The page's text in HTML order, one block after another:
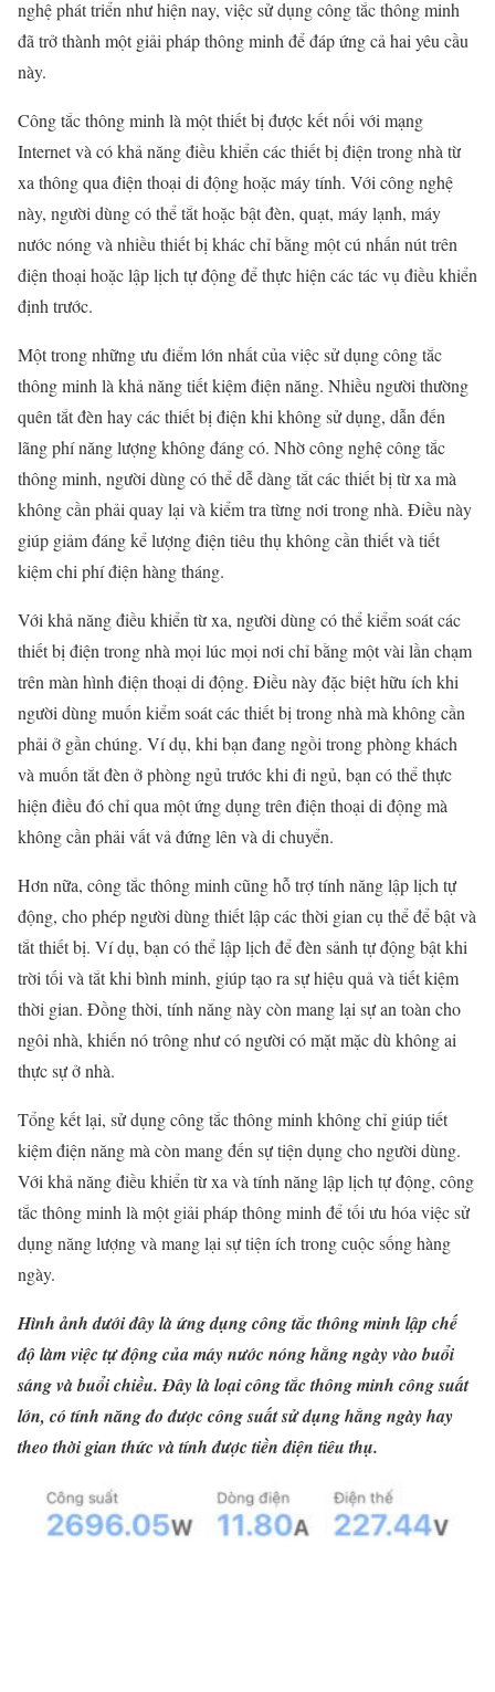
nghệ phát triển như hiện nay, việc sử dụng công tắc thông minh
đã trở thành một giải pháp thông minh để đáp ứng cả hai yêu cầu
này.
Công tắc thông minh là một thiết bị được kết nối với mạng
Internet và có khả năng điều khiển các thiết bị điện trong nhà từ
xa thông qua điện thoại di động hoặc máy tính. Với công nghệ
này, người dùng có thể tắt hoặc bật đèn, quạt, máy lạnh, máy
nước nóng và nhiều thiết bị khác chỉ bằng một cú nhấn nút trên
điện thoại hoặc lập lịch tự động để thực hiện các tác vụ điều khiển
định trước.
Một trong những ưu điểm lớn nhất của việc sử dụng công tắc
thông minh là khả năng tiết kiệm điện năng. Nhiều người thường
quên tắt đèn hay các thiết bị điện khi không sử dụng, dẫn đến
lãng phí năng lượng không đáng có. Nhờ công nghệ công tắc
thông minh, người dùng có thể dễ dàng tắt các thiết bị từ xa mà
không cần phải quay lại và kiểm tra từng nơi trong nhà. Điều này
giúp giảm đáng kể lượng điện tiêu thụ không cần thiết và tiết
kiệm chi phí điện hàng tháng.
Với khả năng điều khiển từ xa, người dùng có thể kiểm soát các
thiết bị điện trong nhà mọi lúc mọi nơi chỉ bằng một vài lần chạm
trên màn hình điện thoại di động. Điều này đặc biệt hữu ích khi
người dùng muốn kiểm soát các thiết bị trong nhà mà không cần
phải ở gần chúng. Ví dụ, khi bạn đang ngồi trong phòng khách
và muốn tắt đèn ở phòng ngủ trước khi đi ngủ, bạn có thể thực
hiện điều đó chỉ qua một ứng dụng trên điện thoại di động mà
không cần phải vất vả đứng lên và di chuyển.
Hơn nữa, công tắc thông minh cũng hỗ trợ tính năng lập lịch tự
động, cho phép người dùng thiết lập các thời gian cụ thể để bật và
tắt thiết bị. Ví dụ, bạn có thể lập lịch để đèn sảnh tự động bật khi
trời tối và tắt khi bình minh, giúp tạo ra sự hiệu quả và tiết kiệm
thời gian. Đồng thời, tính năng này còn mang lại sự an toàn cho
ngôi nhà, khiến nó trông như có người có mặt mặc dù không ai
thực sự ở nhà.
Tổng kết lại, sử dụng công tắc thông minh không chỉ giúp tiết
kiệm điện năng mà còn mang đến sự tiện dụng cho người dùng.
Với khả năng điều khiển từ xa và tính năng lập lịch tự động, công
tắc thông minh là một giải pháp thông minh để tối ưu hóa việc sử
dụng năng lượng và mang lại sự tiện ích trong cuộc sống hàng
ngày.
Hình ảnh dưới đây là ứng dụng công tắc thông minh lập chế
độ làm việc tự động của máy nước nóng hằng ngày vào buổi
sáng và buổi chiều. Đây là loại công tắc thông minh công suất
lớn, có tính năng đo được công suất sử dụng hằng ngày hay
theo thời gian thức và tính được tiền điện tiêu thụ.